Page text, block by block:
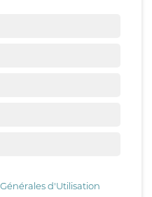
d'Utilisation